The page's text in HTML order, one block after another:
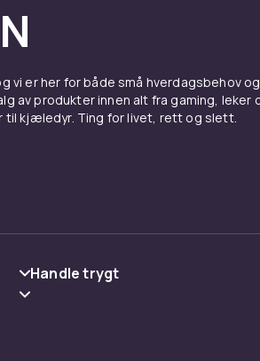
vi er her for både små hverdagsbehov
av produkter innen alt fra gaming, leker
til kjæledyr. Ting for livet, rett og slett.
Handle trygt